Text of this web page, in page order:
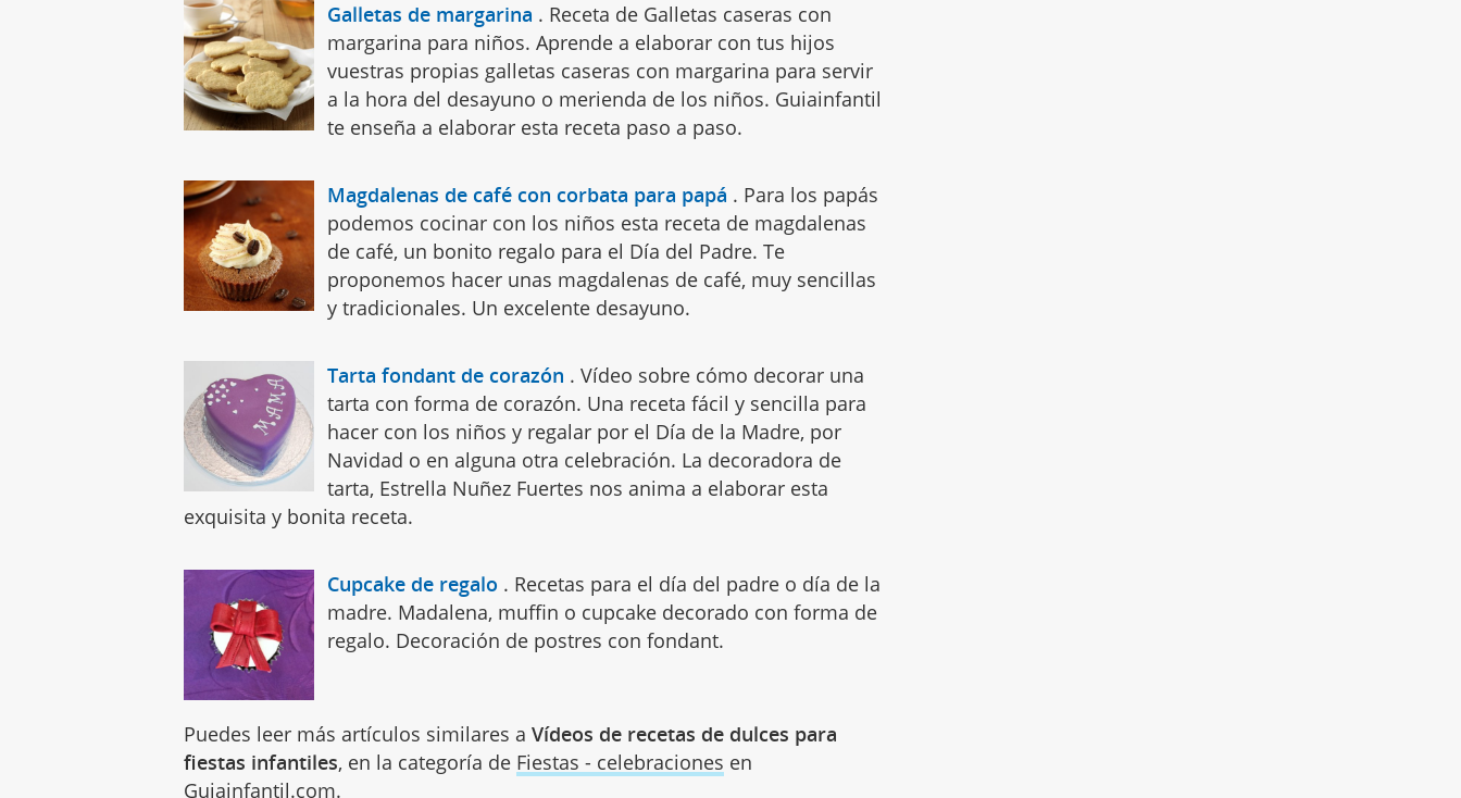
Galletas de margarina . Receta de Galletas caseras con
margarina para niños. Aprende a elaborar con tus hijos
vuestras propias galletas caseras con margarina para servir
a la hora del desayuno o merienda de los niños. Guiainfantil
te enseña a elaborar esta receta paso a paso.
Magdalenas de café con corbata para papá . Para los papás
podemos cocinar con los niños esta receta de magdalenas
de café, un bonito regalo para el Día del Padre. Te
proponemos hacer unas magdalenas de café, muy sencillas
y tradicionales. Un excelente desayuno.
Tarta fondant de corazón .Vídeo sobre cómo decorar una
tarta con forma de corazón. Una receta fácil y sencilla para
hacer con los niños y regalar por el Día de la Madre, por
Navidad o en alguna otra celebración. La decoradora de
tarta, Estrella Nuñez Fuertes nos anima a elaborar esta
exquisita y bonita receta.
Cupcake de regalo . Recetas para el día del padre o día de la
madre. Madalena, muffin o cupcake decorado con forma de
regalo. Decoración de postres con fondant.
Puedes leer más artículos similares aVídeos de recetas de dulces para
fiestas infantiles, en la categoría de Fiestas - celebraciones en
Guiainfantil.com.